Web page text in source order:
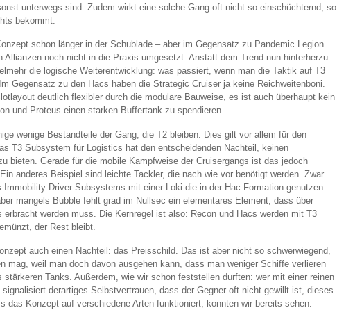
unterwegs sind. Zudem wirkt eine solche Gang oft nicht so einschüchternd, so
bekommt.
schon länger in der Schublade – aber im Gegensatz zu Pandemic Legion
Allianzen noch nicht in die Praxis umgesetzt. Anstatt dem Trend nun hinterherzu
die logische Weiterentwicklung: was passiert, wenn man die Taktik auf T3
Gegensatz zu den Hacs haben die Strategic Cruiser ja keine Reichweitenboni.
deutlich flexibler durch die modulare Bauweise, es ist auch überhaupt kein
und Proteus einen starken Buffertank zu spendieren.
wenige Bestandteile der Gang, die T2 bleiben. Dies gilt vor allem für den
T3 Subsystem für Logistics hat den entscheidenden Nachteil, keinen
bieten. Gerade für die mobile Kampfweise der Cruisergangs ist das jedoch
anderes Beispiel sind leichte Tackler, die nach wie vor benötigt werden. Zwar
Immobility Driver Subsystems mit einer Loki die in der Hac Formation genutzen
mangels Bubble fehlt grad im Nullsec ein elementares Element, dass über
erbracht werden muss. Die Kernregel ist also: Recon und Hacs werden mit T3
der Rest bleibt.
auch einen Nachteil: das Preisschild. Das ist aber nicht so schwerwiegend,
mag, weil man doch davon ausgehen kann, dass man weniger Schiffe verlieren
stärkeren Tanks. Außerdem, wie wir schon feststellen durften: wer mit einer reinen
derartiges Selbstvertrauen, dass der Gegner oft nicht gewillt ist, dieses
das Konzept auf verschiedene Arten funktioniert, konnten wir bereits sehen: